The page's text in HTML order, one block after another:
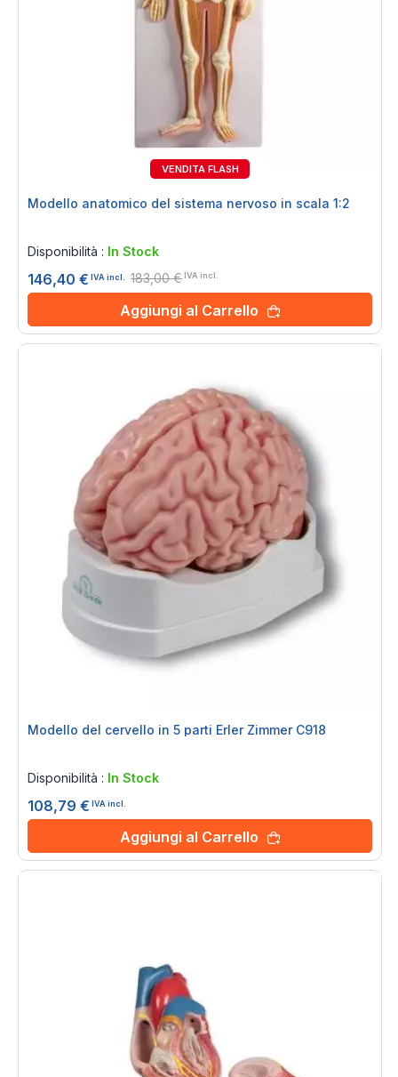
VENDITA FLASH
Modello anatomico del sistema nervoso in scala 1:2
Disponibilità : In Stock
146,40 € IVA incl. 183,00 € IVA incl.
Aggiungi al Carrello
Modello del cervello in 5 parti Erler Zimmer C918
Disponibilità : In Stock
108,79 € IVA incl.
Aggiungi al Carrello